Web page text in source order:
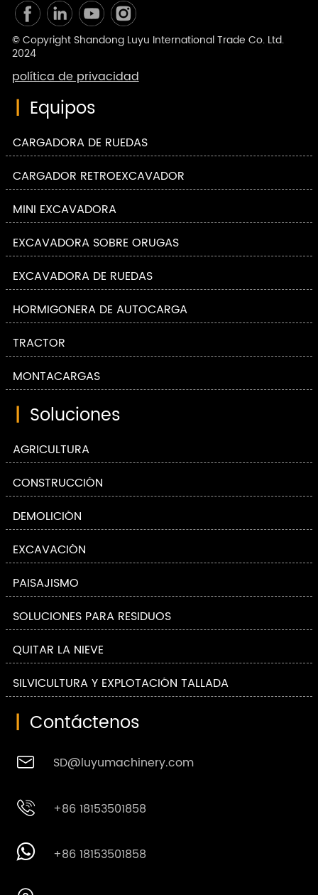
© Copyright Shandong Luyu International Trade Co. Ltd.
2024
política de privacidad
| Equipos
CARGADORA DE RUEDAS
CARGADOR RETROEXCAVADOR
MINI EXCAVADORA
EXCAVADORA SOBRE ORUGAS
EXCAVADORA DE RUEDAS
HORMIGONERA DE AUTOCARGA
TRACTOR
MONTACARGAS
| Soluciones
AGRICULTURA
CONSTRUCCIÓN
DEMOLICIÓN
EXCAVACIÓN
PAISAJISMO
SOLUCIONES PARA RESIDUOS
QUITAR LA NIEVE
SILVICULTURA Y EXPLOTACIÓN TALLADA
| Contáctenos
 SD@luyumachinery.com
 +86 18153501858
 +86 18153501858